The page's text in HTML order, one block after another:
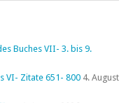
Buches VII- 3. bis 9.
VI- Zitate 651- 800 4. August